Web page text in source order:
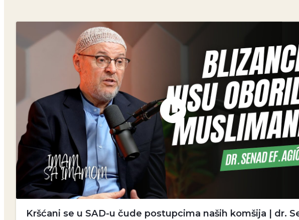
Kršćani se u SAD-u čude postupcima naših komšija | dr.